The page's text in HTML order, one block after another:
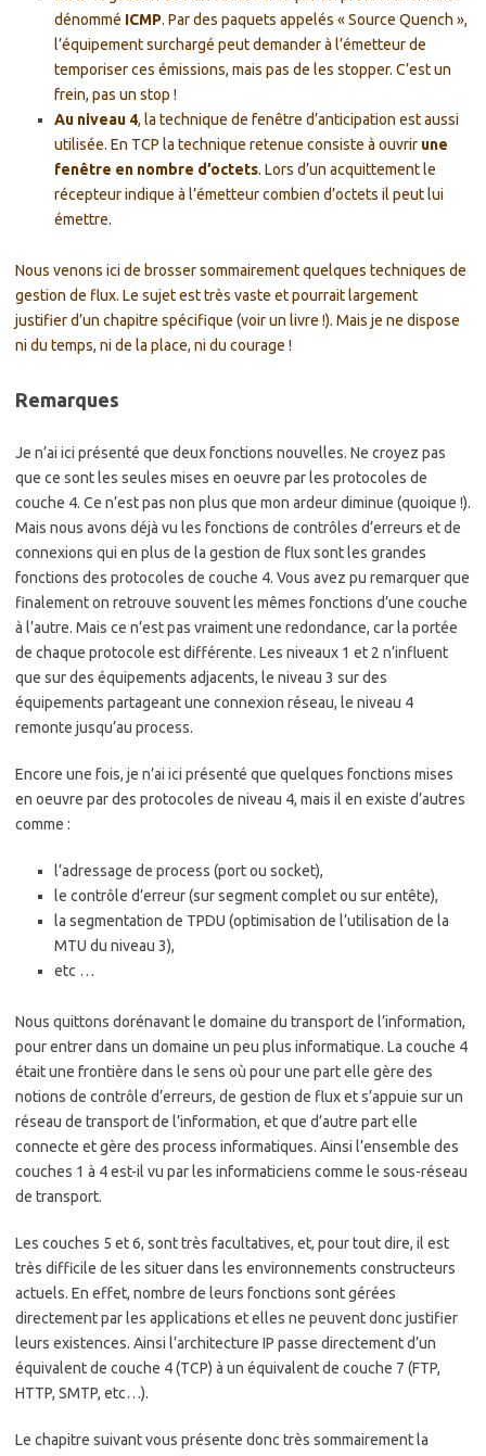
dénommé ICMP. Par des paquets appelés « Source Quench »,
l’équipement surchargé peut demander à l’émetteur de
temporiser ces émissions, mais pas de les stopper. C’est un
frein, pas un stop !
Au niveau 4, la technique de fenêtre d’anticipation est aussi
utilisée. En TCP la technique retenue consiste à ouvrir une
fenêtre en nombre d’octets. Lors d’un acquittement le
récepteur indique à l’émetteur combien d’octets il peut lui
émettre.
Nous venons ici de brosser sommairement quelques techniques de
gestion de flux. Le sujet est très vaste et pourrait largement
justifier d’un chapitre spécifique (voir un livre !). Mais je ne dispose
ni du temps, ni de la place, ni du courage !
Remarques
Je n’ai ici présenté que deux fonctions nouvelles. Ne croyez pas
que ce sont les seules mises en oeuvre par les protocoles de
couche 4. Ce n’est pas non plus que mon ardeur diminue (quoique !).
Mais nous avons déjà vu les fonctions de contrôles d’erreurs et de
connexions qui en plus de la gestion de flux sont les grandes
fonctions des protocoles de couche 4. Vous avez pu remarquer que
finalement on retrouve souvent les mêmes fonctions d’une couche
à l’autre. Mais ce n’est pas vraiment une redondance, car la portée
de chaque protocole est différente. Les niveaux 1 et 2 n’influent
que sur des équipements adjacents, le niveau 3 sur des
équipements partageant une connexion réseau, le niveau 4
remonte jusqu’au process.
Encore une fois, je n’ai ici présenté que quelques fonctions mises
en oeuvre par des protocoles de niveau 4, mais il en existe d’autres
comme :
l’adressage de process (port ou socket),
le contrôle d’erreur (sur segment complet ou sur entête),
la segmentation de TPDU (optimisation de l’utilisation de la
MTU du niveau 3),
etc …
Nous quittons dorénavant le domaine du transport de l’information,
pour entrer dans un domaine un peu plus informatique. La couche 4
était une frontière dans le sens où pour une part elle gère des
notions de contrôle d’erreurs, de gestion de flux et s’appuie sur un
réseau de transport de l’information, et que d’autre part elle
connecte et gère des process informatiques. Ainsi l’ensemble des
couches 1 à 4 est-il vu par les informaticiens comme le sous-réseau
de transport.
Les couches 5 et 6, sont très facultatives, et, pour tout dire, il est
très difficile de les situer dans les environnements constructeurs
actuels. En effet, nombre de leurs fonctions sont gérées
directement par les applications et elles ne peuvent donc justifier
leurs existences. Ainsi l’architecture IP passe directement d’un
équivalent de couche 4 (TCP) à un équivalent de couche 7 (FTP,
HTTP, SMTP, etc…).
Le chapitre suivant vous présente donc très sommairement la